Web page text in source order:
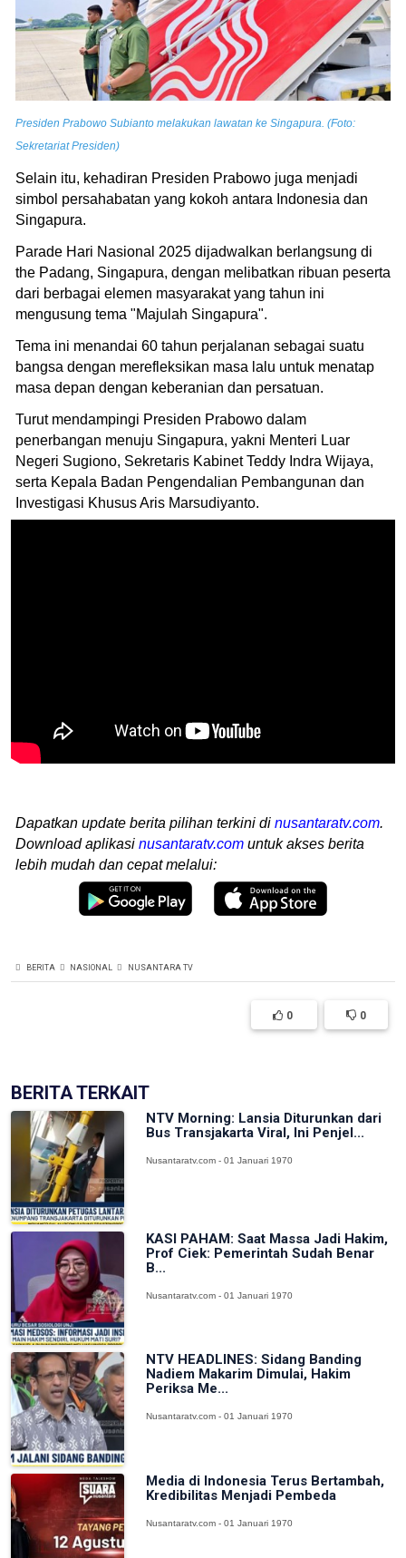
Presiden Prabowo Subianto melakukan lawatan ke Singapura. (Foto:
Sekretariat Presiden)
Selain itu, kehadiran Presiden Prabowo juga menjadi
simbol persahabatan yang kokoh antara Indonesia dan
Singapura.
Parade Hari Nasional 2025 dijadwalkan berlangsung di
the Padang, Singapura, dengan melibatkan ribuan peserta
dari berbagai elemen masyarakat yang tahun ini
mengusung tema "Majulah Singapura".
Tema ini menandai 60 tahun perjalanan sebagai suatu
bangsa dengan merefleksikan masa lalu untuk menatap
masa depan dengan keberanian dan persatuan.
Turut mendampingi Presiden Prabowo dalam
penerbangan menuju Singapura, yakni Menteri Luar
Negeri Sugiono, Sekretaris Kabinet Teddy Indra Wijaya,
serta Kepala Badan Pengendalian Pembangunan dan
Investigasi Khusus Aris Marsudiyanto.
Dapatkan update berita pilihan terkini di nusantaratv.com.
Download aplikasi nusantaratv.com untuk akses berita
lebih mudah dan cepat melalui:
BERITA NASIONAL NUSANTARA TV
0 0
BERITA TERKAIT
NTV Morning: Lansia Diturunkan dari
Bus Transjakarta Viral, Ini Penjel...
Nusantaratv.com - 01 Januari 1970
KASI PAHAM: Saat Massa Jadi Hakim,
Prof Ciek: Pemerintah Sudah Benar
B...
Nusantaratv.com - 01 Januari 1970
NTV HEADLINES: Sidang Banding
Nadiem Makarim Dimulai, Hakim
Periksa Me...
Nusantaratv.com - 01 Januari 1970
Media di Indonesia Terus Bertambah,
Kredibilitas Menjadi Pembeda
Nusantaratv.com - 01 Januari 1970